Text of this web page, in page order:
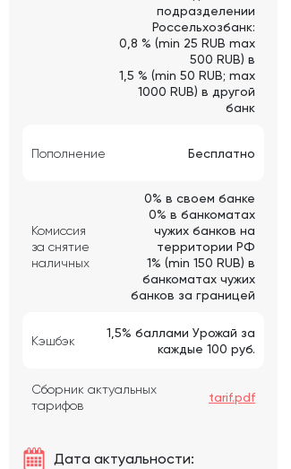
подразделении
Россельхозбанк:
0,8 % (min 25 RUB max
500 RUB) в
1,5 % (min 50 RUB; max
1000 RUB) в другой
банк
Пополнение Бесплатно
Комиссия
за снятие
наличных
0% в своем банке
0% в банкоматах
чужих банков на
территории РФ
1% (min 150 RUB) в
банкоматах чужих
банков за границей
Кэшбэк
1,5% баллами Урожай за
каждые 100 руб.
Сборник актуальных
тарифов
tarif.pdf
Дата актуальности: